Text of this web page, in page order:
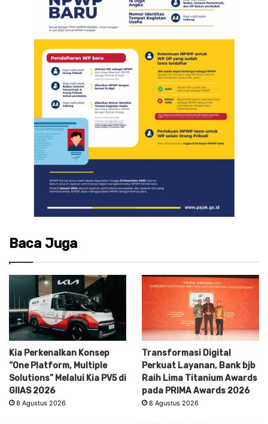
Baca Juga
Kia Perkenalkan Konsep
“One Platform, Multiple
Solutions” Melalui Kia PV5 di
GIIAS 2026
8 Agustus 2026
Transformasi Digital
Perkuat Layanan, Bank bjb
Raih Lima Titanium Awards
pada PRIMA Awards 2026
8 Agustus 2026